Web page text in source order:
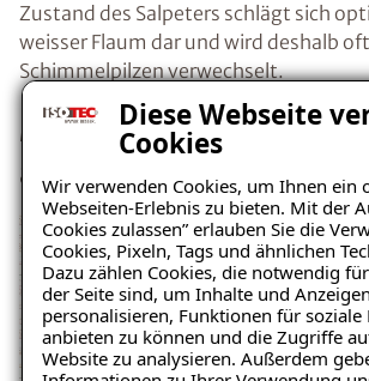
Diese Webseite
Cookies
Wir verwenden Cookies, um Ihnen ein
Webseiten-Erlebnis zu bieten. Mit der
Cookies zulassen” erlauben Sie die
Cookies, Pixeln, Tags und ähnlichen
Dazu zählen Cookies, die notwendig
der Seite sind, um Inhalte und
personalisieren, Funktionen für soziale
anbieten zu können und die Zugriffe
Website zu analysieren. Außerdem
Zustand des Salpeters schlägt sich
weisser Flaum dar und wird deshalb
Schimmelpilzen verwechselt.
Mögliche Ursache:
aufsteigende
Ratgeber „Sofort-